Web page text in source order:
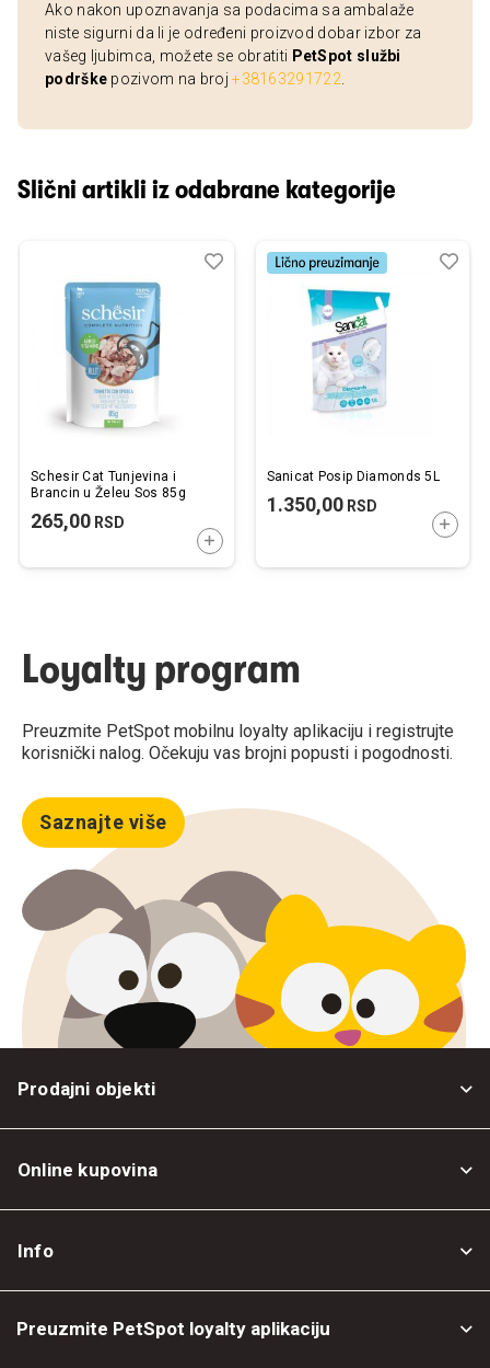
Ako nakon upoznavanja sa podacima sa ambalaže
niste sigurni da li je određeni proizvod dobar izbor za
vašeg ljubimca, možete se obratiti PetSpot službi
podrške pozivom na broj+38163291722
Slični artikli iz odabrane kategorije
Schesir Cat Tunjevina i
Brancin u Želeu Sos 85g
265,00 RSD
DODAJTE U KORPU
Dodaj
Uporedi
Sanicat Posip Diamonds 5L
1.350,00RSD
Loyalty program
Preuzmite PetSpot mobilnu loyalty aplikaciju i registrujte
korisnički nalog. Očekuju vas brojni popusti i pogodnosti.
Saznajte više
Prodajni objekti
Online kupovina
Info
Preuzmite PetSpot loyalty aplikaciju